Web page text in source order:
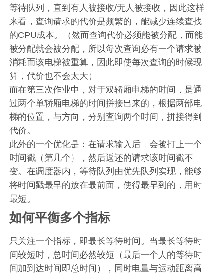
等待队列，直到有人被接收/无人被接收，因此这样
来看，查询请求的代价是频繁的，能减少连续查找
的CPU成本。（然而查询代价必须能被分配，而能
被分配就会被分配，所以每次查询必有一个请求被
消耗而该电梯被重算，因此即使每次查询的时候现
算，代价也不会太大）
而在第三次作业中，对于双轿厢电梯的时间，是通
过两个单轿厢电梯的时间拼接出来的，根据两部电
梯的位置，与方向，分别查询两个时间，拼接得到
代价。
此外的一个优化是：在请求输入后，会被打上一个
时间戳（第几个），然后返还的请求该时间戳不
变。在调度器内，等待队列由优先队列实现，能够
将时间戳最早的放在最前面，使得最早到的，用时
最短。
如何平衡多个指标
只关注一个指标，即最长等待时间。当最长等待时
间较短时，总时间必然较短（最后一个人的等待时
间加到达时间即总时间），同时电量与运动距离高